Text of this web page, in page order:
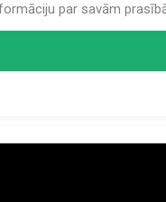
par savām